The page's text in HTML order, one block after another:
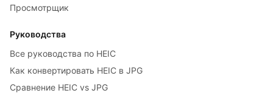
Просмотрщик
Руководства
Все руководства по HEIC
Как конвертировать HEIC в JPG
Сравнение HEIC vs JPG